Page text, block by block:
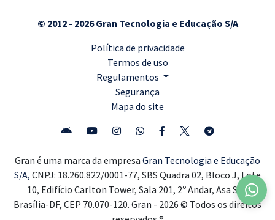
© 2012 - 2026 Gran Tecnologia e Educação S/A
Política de privacidade
Termos de uso
Regulamentos
Segurança
Mapa do site
Gran é uma marca da empresa Gran Tecnologia e Educação
S/A, CNPJ: 18.260.822/0001-77, SBS Quadra 02, Bloco J, Lote
10, Edifício Carlton Tower, Sala 201, 2º Andar, Asa Sul,
Brasília-DF, CEP 70.070-120. Gran - 2026 © Todos os direitos